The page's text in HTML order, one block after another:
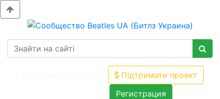
Підтримати проект
Регистрация